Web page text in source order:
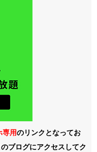
専用のリンクとなってお
ブログにアクセスしてク